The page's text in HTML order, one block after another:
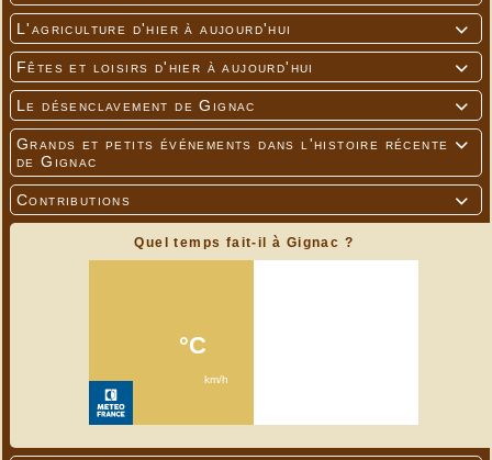

L'agriculture d'hier à aujourd'hui

Fêtes et loisirs d'hier à aujourd'hui

Le désenclavement de Gignac

Grands et petits événements dans l'histoire récente
de Gignac

Contributions
Quel temps fait-il à Gignac ?